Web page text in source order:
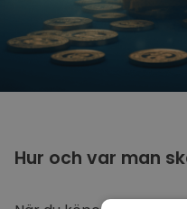
Hur och var man